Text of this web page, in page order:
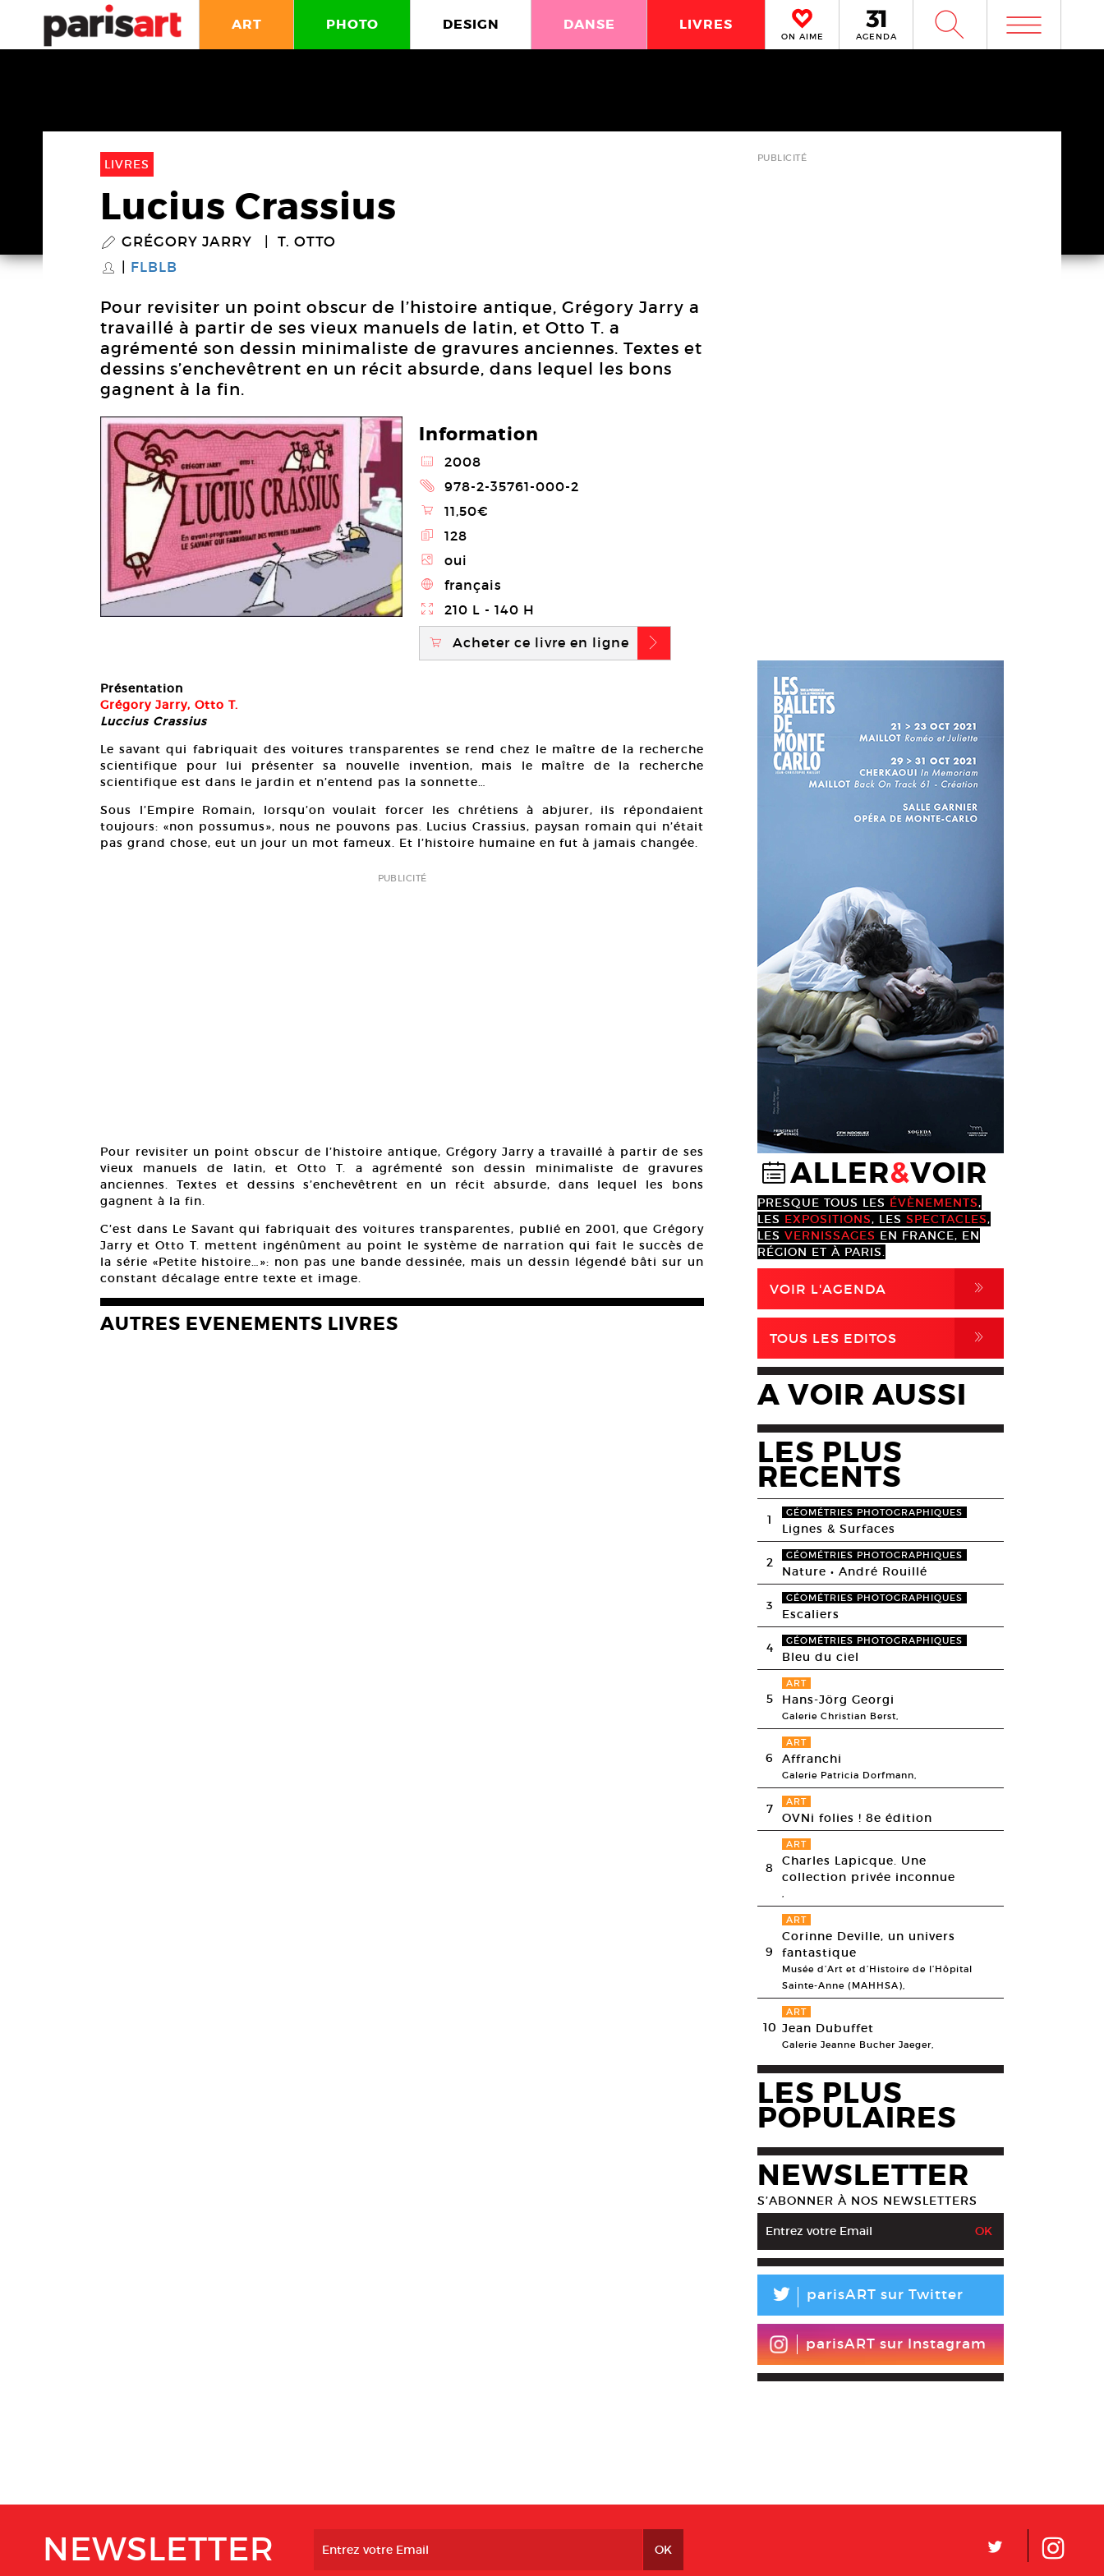
ART PHOTO DESIGN DANSE LIVRES
ON AIME AGENDA W m
LIVRES
Lucius Crassius
P GRÉGORY JARRY T. OTTO
S FLBLB
Pour revisiter un point obscur de l’histoire antique, Grégory Jarry a
travaillé à partir de ses vieux manuels de latin, et Otto T. a
agrémenté son dessin minimaliste de gravures anciennes. Textes et
dessins s’enchevêtrent en un récit absurde, dans lequel les bons
gagnent à la fin.
Information
@ 2008
2 978-2-35761-000-2
\ 11,50€
E 128
Z oui
4 français
} 210 L - 140 H
\ Acheter ce livre en ligne b
Présentation
Grégory Jarry, Otto T.
Luccius Crassius
Le savant qui fabriquait des voitures transparentes se rend chez le maître de la recherche
scientifique pour lui présenter sa nouvelle invention, mais le maître de la recherche
scientifique est dans le jardin et n’entend pas la sonnette…
Sous l’Empire Romain, lorsqu’on voulait forcer les chrétiens à abjurer, ils répondaient
toujours: «non possumus», nous ne pouvons pas. Lucius Crassius, paysan romain qui n’était
pas grand chose, eut un jour un mot fameux. Et l’histoire humaine en fut à jamais changée.
PUBLICITÉ
Pour revisiter un point obscur de l’histoire antique, Grégory Jarry a travaillé à partir de ses
vieux manuels de latin, et Otto T. a agrémenté son dessin minimaliste de gravures
anciennes. Textes et dessins s’enchevêtrent en un récit absurde, dans lequel les bons
gagnent à la fin.
C’est dans Le Savant qui fabriquait des voitures transparentes, publié en 2001, que Grégory
Jarry et Otto T. mettent ingénûment au point le système de narration qui fait le succès de
la série «Petite histoire…»: non pas une bande dessinée, mais un dessin légendé bâti sur un
constant décalage entre texte et image.
AUTRES EVENEMENTS LIVRES
PUBLICITÉ
@ALLER&VOIR
PRESQUE TOUS LES ÉVÈNEMENTS,
LES EXPOSITIONS, LES SPECTACLES,
LES VERNISSAGES EN FRANCE, EN
RÉGION ET À PARIS.
VOIR L'AGENDA ,
TOUS LES EDITOS ,
A VOIR AUSSI
LES PLUS
RECENTS
1 GÉOMÉTRIES PHOTOGRAPHIQUES
Lignes & Surfaces
2 GÉOMÉTRIES PHOTOGRAPHIQUES
Nature • André Rouillé
3 GÉOMÉTRIES PHOTOGRAPHIQUES
Escaliers
4 GÉOMÉTRIES PHOTOGRAPHIQUES
Bleu du ciel
5
ART
Hans-Jörg Georgi
Galerie Christian Berst,
6
ART
Affranchi
Galerie Patricia Dorfmann,
7 ART
OVNi folies ! 8e édition
8
ART
Charles Lapicque. Une
collection privée inconnue
,
9
ART
Corinne Deville, un univers
fantastique
Musée d’Art et d’Histoire de l’Hôpital
Sainte-Anne (MAHHSA),
10
ART
Jean Dubuffet
Galerie Jeanne Bucher Jaeger,
LES PLUS
POPULAIRES
NEWSLETTER
S’ABONNER À NOS NEWSLETTERS
L parisART sur Twitter
parisART sur Instagram
NEWSLETTER L